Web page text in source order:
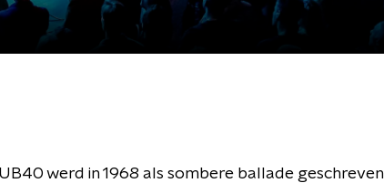
werd in 1968 als sombere ballade geschreven